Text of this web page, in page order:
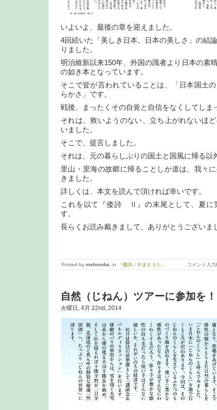
いよいよ、最後の章を迎えました。
4回続いた「美しき日本、日本の美しさ」の結
りました。
明治維新以来150年、外国の識者より日本の素
の如き本となっています。
そこで皆が言われていることは、「日本国土
らかさ」です。
戦後、まったくその自覚と自信をなくしてしま
それは、救いようのない、立ち上がれないほ
いました。
そこで、提言しました。
それは、元の暮らしぶりの国土と国風に帰る以
里山・里海の故郷に帰ることしか道は、我々
きました。
詳しくは、本文を読んで頂ければ幸いです。
これを以て『倭詩 Ⅱ』の末尾として、夏に
す。
長らくお読み戴きまして、ありがとうございま
Posted by mahoroba , in 「倭詩／やまとうた」 コメント入力
自然（じねん）ツアーに参加を
火曜日, 4月 22nd, 2014